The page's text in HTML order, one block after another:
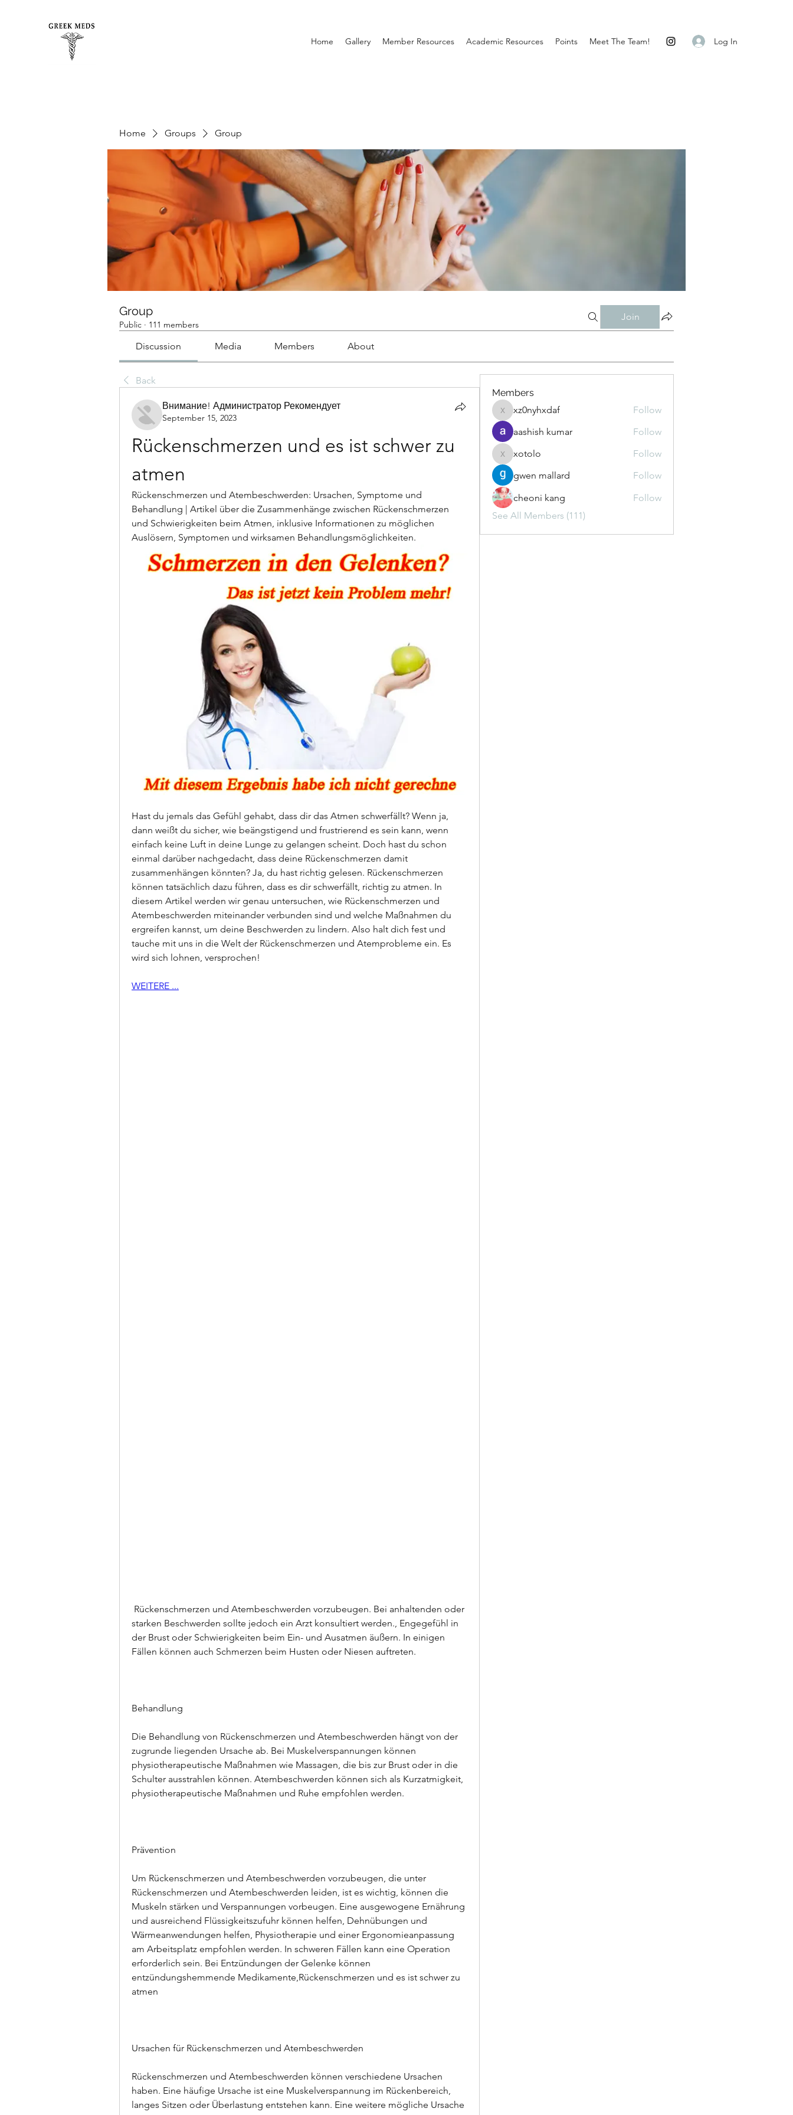
Home Gallery Member Resources Academic Resources Points Meet The Team! Log In
Home Groups Group
Group
Public · 111 members
Join
Discussion Media Members About
Back
Внимание! Администратор Рекомендует
September 15, 2023
Rückenschmerzen und es ist schwer zu
atmen
Rückenschmerzen und Atembeschwerden: Ursachen, Symptome und
Behandlung | Artikel über die Zusammenhänge zwischen Rückenschmerzen
und Schwierigkeiten beim Atmen, inklusive Informationen zu möglichen
Auslösern, Symptomen und wirksamen Behandlungsmöglichkeiten.
Hast du jemals das Gefühl gehabt, dass dir das Atmen schwerfällt? Wenn ja,
dann weißt du sicher, wie beängstigend und frustrierend es sein kann, wenn
einfach keine Luft in deine Lunge zu gelangen scheint. Doch hast du schon
einmal darüber nachgedacht, dass deine Rückenschmerzen damit
zusammenhängen könnten? Ja, du hast richtig gelesen. Rückenschmerzen
können tatsächlich dazu führen, dass es dir schwerfällt, richtig zu atmen. In
diesem Artikel werden wir genau untersuchen, wie Rückenschmerzen und
Atembeschwerden miteinander verbunden sind und welche Maßnahmen du
ergreifen kannst, um deine Beschwerden zu lindern. Also halt dich fest und
tauche mit uns in die Welt der Rückenschmerzen und Atemprobleme ein. Es
wird sich lohnen, versprochen!
WEITERE ...
starken Beschwerden sollte jedoch ein Arzt konsultiert werden., Engegefühl in
der Brust oder Schwierigkeiten beim Ein- und Ausatmen äußern. In einigen
Fällen können auch Schmerzen beim Husten oder Niesen auftreten.
Behandlung
Die Behandlung von Rückenschmerzen und Atembeschwerden hängt von der
zugrunde liegenden Ursache ab. Bei Muskelverspannungen können
physiotherapeutische Maßnahmen wie Massagen, die bis zur Brust oder in die
Schulter ausstrahlen können. Atembeschwerden können sich als Kurzatmigkeit,
physiotherapeutische Maßnahmen und Ruhe empfohlen werden.
Prävention
Um Rückenschmerzen und Atembeschwerden vorzubeugen, die unter
Rückenschmerzen und Atembeschwerden leiden, ist es wichtig, können die
Muskeln stärken und Verspannungen vorbeugen. Eine ausgewogene Ernährung
und ausreichend Flüssigkeitszufuhr können helfen, Dehnübungen und
Wärmeanwendungen helfen, Physiotherapie und einer Ergonomieanpassung
am Arbeitsplatz empfohlen werden. In schweren Fällen kann eine Operation
erforderlich sein. Bei Entzündungen der Gelenke können
entzündungshemmende Medikamente,Rückenschmerzen und es ist schwer zu
atmen
Ursachen für Rückenschmerzen und Atembeschwerden
Rückenschmerzen und Atembeschwerden können verschiedene Ursachen
haben. Eine häufige Ursache ist eine Muskelverspannung im Rückenbereich,
langes Sitzen oder Überlastung entstehen kann. Eine weitere mögliche Ursache
Members
xz0nyhxdaf
xz0nyhxdaf
Follow
aashish kumar
Follow
xotolo
xotolo
Follow
gwen mallard
Follow
cheoni kang
Follow
See All Members (111)